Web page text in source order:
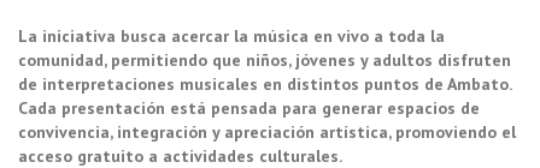
La iniciativa busca acercar la música en vivo a toda la
comunidad, permitiendo que niños, jóvenes y adultos disfruten
de interpretaciones musicales en distintos puntos de Ambato.
Cada presentación está pensada para generar espacios de
convivencia, integración y apreciación artística, promoviendo el
acceso gratuito a actividades culturales.